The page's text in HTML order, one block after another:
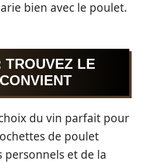
bien avec le poulet.
TROUVEZ LE
du vin parfait pour
de poulet
personnels et de la